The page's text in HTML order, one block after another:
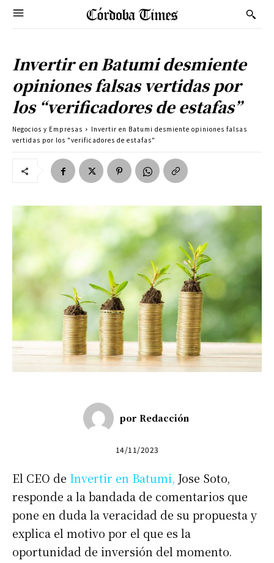
Invertir en Batumi desmiente
opiniones falsas vertidas por
los “verificadores de estafas”
Negocios y Empresas
Invertir en Batumi desmiente opiniones falsas
vertidas por los "verificadores de estafas"
por Redacción
14/11/2023
El CEO de Invertir en Batumi, Jose Soto,
responde a la bandada de comentarios que
pone en duda la veracidad de su propuesta y
explica el motivo por el que es la
oportunidad de inversión del momento.